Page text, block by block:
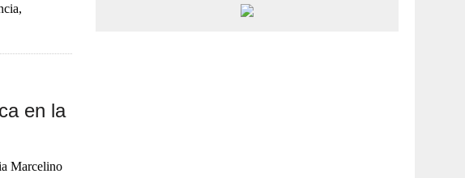
en la
Marcelino